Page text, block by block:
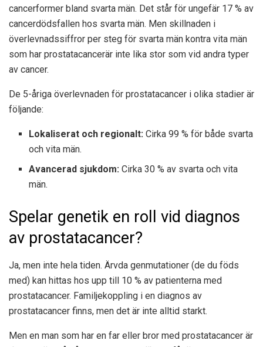
cancerformer bland svarta män. Det står för ungefär 17 % av
cancerdödsfallen hos svarta män. Men skillnaden i
överlevnadssiffror per steg för svarta män kontra vita män
som har prostatacancerär inte lika stor som vid andra typer
av cancer.
De 5-åriga överlevnaden för prostatacancer i olika stadier är
följande:
Lokaliserat och regionalt: Cirka 99 % för både svarta
och vita män.
Avancerad sjukdom: Cirka 30 % av svarta och vita
män.
Spelar genetik en roll vid diagnos
av prostatacancer?
Ja, men inte hela tiden. Ärvda genmutationer (de du föds
med) kan hittas hos upp till 10 % av patienterna med
prostatacancer. Familjekoppling i en diagnos av
prostatacancer finns, men det är inte alltid starkt.
Men en man som har en far eller bror med prostatacancer är